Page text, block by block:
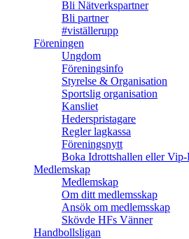
Bli Nätverkspartner
Bli partner
#viställerupp
Föreningen
Ungdom
Föreningsinfo
Styrelse & Organisation
Sportslig organisation
Kansliet
Hederspristagare
Regler lagkassa
Föreningsnytt
Boka Idrottshallen eller Vip-
Medlemskap
Medlemskap
Om ditt medlemsskap
Ansök om medlemsskap
Skövde HFs Vänner
Handbollsligan